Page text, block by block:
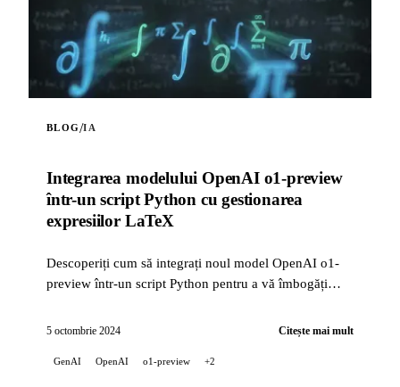
BLOG/IA
Integrarea modelului OpenAI o1-preview
într-un script Python cu gestionarea
expresiilor LaTeX
Descoperiți cum să integrați noul model OpenAI o1-
preview într-un script Python pentru a vă îmbogăți
5 octombrie 2024 Citește mai mult
GenAI OpenAI o1-preview +2